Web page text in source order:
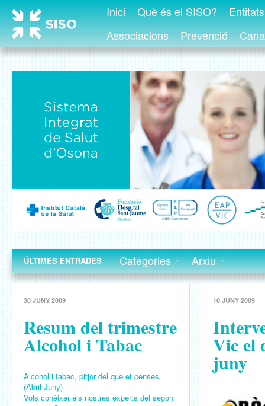
Inici Què és el SISO?
Associacions
Prevenció
ÚLTIMES ENTRADES Categories Arxiu
30 JUNY 2009
Resum del trimestre
Alcohol i Tabac
Alcohol i tabac, pitjor del que et penses
(Abril-Juny)
Vols conèixer els nostres experts del segon
10 JUNY 2009
Vic el
juny